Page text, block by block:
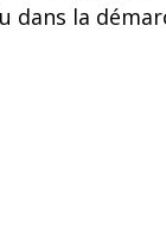
dans la